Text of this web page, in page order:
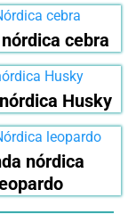
cebra
Husky
nórdica